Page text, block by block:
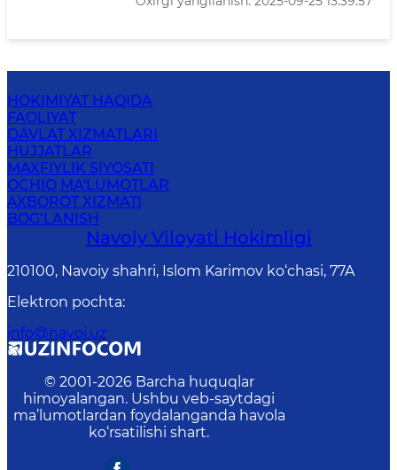
HOKIMIYAT HAQIDA
FAOLIYAT
DAVLAT XIZMATLARI
HUJJATLAR
MAXFIYLIK SIYOSATI
OCHIQ MA'LUMOTLAR
AXBOROT XIZMATI
BOG‘LANISH
Navoiy Vilоyati Hоkimligi
210100, Nаvоiy shаhri, Islom Karimov ko‘chаsi, 77A
Elektron pochta:
info@navoi.uz
© 2001-2026 Barcha huquqlar
himoyalangan. Ushbu veb-saytdagi
ma’lumotlardan foydalanganda havola
ko‘rsatilishi shart.